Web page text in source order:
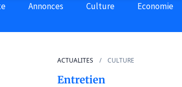
Annonces Culture Economie
ACTUALITES CULTURE
Entretien